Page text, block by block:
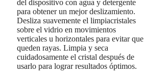
del dispositivo con agua y detergente
para obtener un mejor deslizamiento.
Desliza suavemente el limpiacristales
sobre el vidrio en movimientos
verticales u horizontales para evitar que
queden rayas. Limpia y seca
cuidadosamente el cristal después de
usarlo para lograr resultados óptimos.